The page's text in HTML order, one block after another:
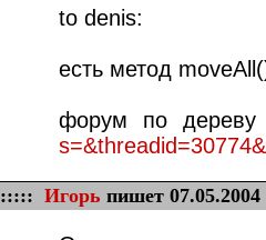
to denis:
есть метод
форум по
::::: Игорь пишет 07.05.2004